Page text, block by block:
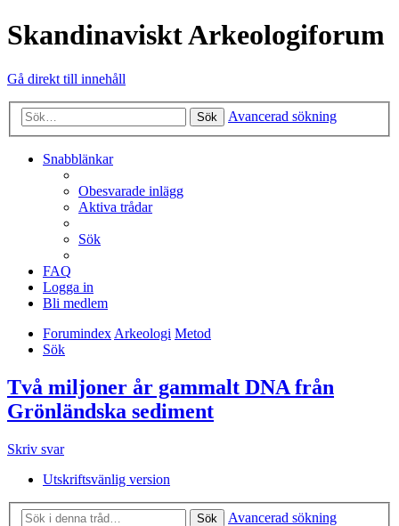
Skandinaviskt Arkeologiforum
Gå direkt till innehåll
Sök Avancerad sökning
Snabblänkar
Obesvarade inlägg
Aktiva trådar
Sök
FAQ
Logga in
Bli medlem
ForumindexArkeologi Metod
Sök
Två miljoner år gammalt DNA från
Grönländska sediment
Skriv svar
Utskriftsvänlig version
Sök
Avancerad sökning